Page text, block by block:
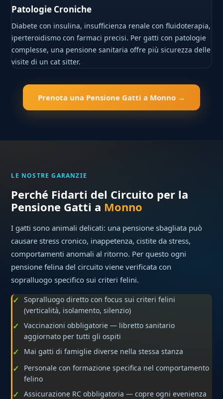
Patologie Croniche
Diabete con insulina, insufficienza renale con fluidoterapia,
iperteroidismo con farmaci precisi. Per gatti con patologie
complesse, una pensione sanitaria offre più sicurezza delle
visite di un cat sitter.
Prenota una Pensione Gatti a Monno →
LE NOSTRE GARANZIE
Perché Fidarti del Circuito per la
Pensione Gatti a Monno
I gatti sono animali delicati: una pensione sbagliata può
causare stress cronico, inappetenza, cistite da stress,
comportamenti anomali al ritorno. Per questo ogni
pensione felina del circuito viene verificata con
sopralluogo specifico sui criteri felini.
Sopralluogo diretto con focus sui criteri felini
(verticalità, isolamento, silenzio)
Vaccinazioni obbligatorie — libretto sanitario
aggiornato per tutti gli ospiti
Mai gatti di famiglie diverse nella stessa stanza
Personale con formazione specifica nel comportamento
felino
Assicurazione RC obbligatoria — copre ogni evenienza